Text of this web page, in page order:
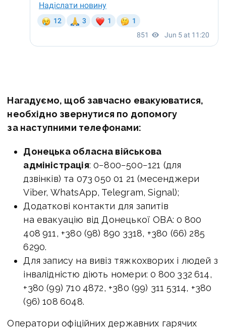
Нагадуємо, щоб завчасно евакуюватися,
необхідно звернутися по допомогу
за наступними телефонами:
Донецька обласна військова
адміністрація: 0−800−500−121 (для
дзвінків) та 073 050 01 21 (месенджери
Viber, WhatsApp, Telegram, Signal);
Додаткові контакти для запитів
на евакуацію від Донецької ОВА: 0 800
408 911, +380 (98) 890 3318, +380 (66) 285
6290.
Для запису на вивіз тяжкохворих і людей з
інвалідністю діють номери: 0 800 332 614,
+380 (99) 710 4872, +380 (99) 311 5314, +380
(96) 108 6048.
Оператори офіційних державних гарячих